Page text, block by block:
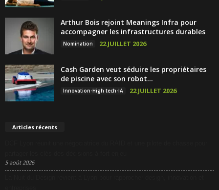
Arthur Bois rejoint Meanings Infra pour
accompagner les infrastructures durables
Nomination 22 JUILLET 2026
Cash Garden veut séduire les propriétaires
de piscine avec son robot...
Innovation-High tech-IA 22 JUILLET 2026
Articles récents
5 août 2026